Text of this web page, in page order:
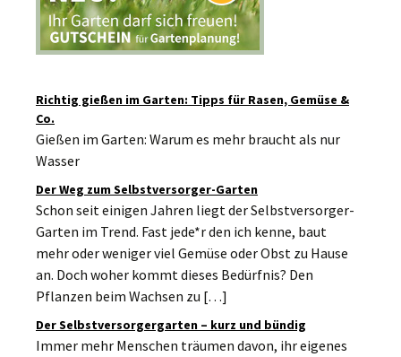
Richtig gießen im Garten: Tipps für Rasen, Gemüse &
Co.
Gießen im Garten: Warum es mehr braucht als nur
Wasser
Der Weg zum Selbstversorger-Garten
Schon seit einigen Jahren liegt der Selbstversorger-
Garten im Trend. Fast jede*r den ich kenne, baut
mehr oder weniger viel Gemüse oder Obst zu Hause
an. Doch woher kommt dieses Bedürfnis? Den
Pflanzen beim Wachsen zu […]
Der Selbstversorgergarten – kurz und bündig
Immer mehr Menschen träumen davon, ihr eigenes